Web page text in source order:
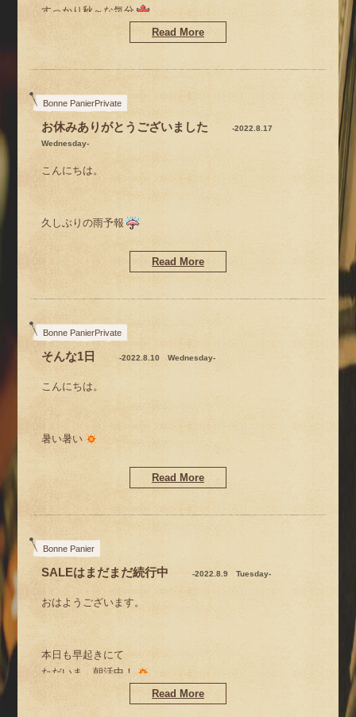
お店も少しずつ秋
すっかり秋～な気分
になっておりますが
湿度が高い
それでも、ひと雨ごとに
ちょとずつ秋の気配を感じる
今日この頃。
今シーズン
まだ1度も着てない服があるよー
お店も秋色ディスプレイ
Read More
Bonne PanierPrivate
お休みありがとうございました
-2022.8.17
Wednesday-
こんにちは。
久しぶりの雨予報
お休みをいただいております。
m(__)m
昨日まで夏季休業。
本日は、水曜・定休日というワケで
通常通り、水曜・仕入れDAY
これから仕入れに出かけます
雨やだな。。。(-“-)
お休みをいただいて
少しだけ、ゆっくりさせていただきました。
Read More
Bonne PanierPrivate
そんな1日 -2022.8.10 Wednesday-
こんにちは。
暑い暑い
毎日暑いねー
夏だから仕方ないけど…
だから『夏休み』が必要なのよね。
世の中的には、明日の11日・祝日から
お休みに入られる方が多いみたいですね。
お取引先メーカーさんも、みなさん明日から
お休みだそうです。
Read More
Bonne Panier
SALEはまだまだ続行中 -2022.8.9 Tuesday-
おはようございます。
本日も早起きにて
ただいま、朝活中！
Read More